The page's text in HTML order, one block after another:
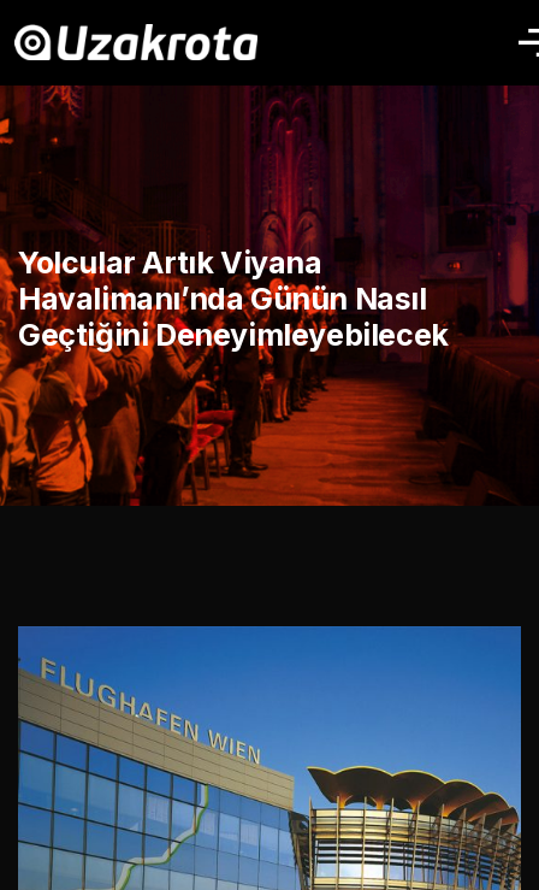
Yolcular Artık Viyana
Havalimanı’nda Günün Nasıl
Geçtiğini Deneyimleyebilecek